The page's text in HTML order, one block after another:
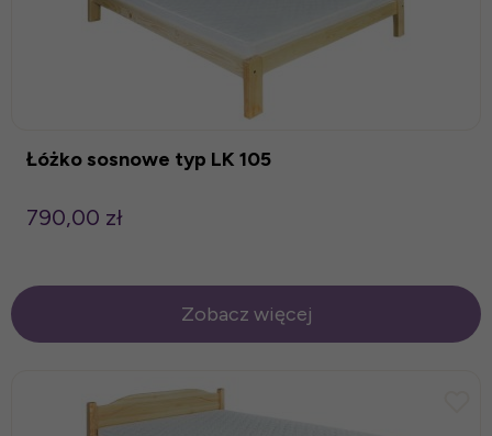
Łóżko sosnowe typ LK 105
790,00 zł
Zobacz więcej